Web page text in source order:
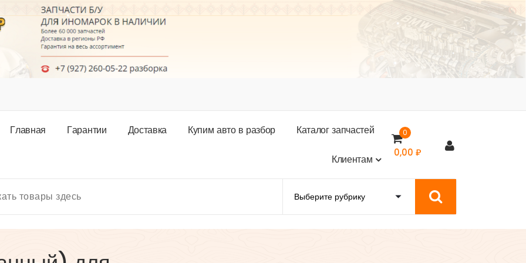
Главная Гарантии Доставка Купим авто в разбор Каталогзапчастей
Клиентам
0
0,00 ₽